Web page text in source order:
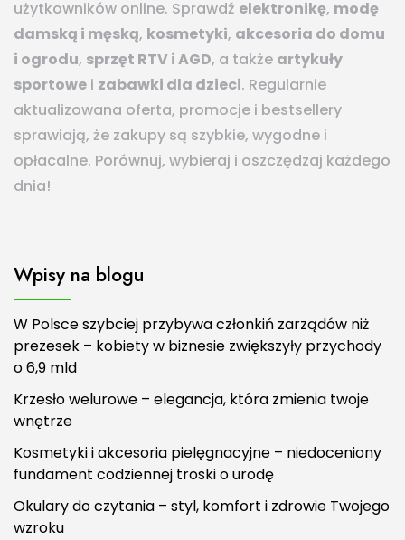
użytkowników online. Sprawdź elektronikę, modę
damską i męską, kosmetyki, akcesoria do domu
i ogrodu, sprzęt RTV i AGD, a także artykuły
sportowe i zabawki dla dzieci. Regularnie
aktualizowana oferta, promocje i bestsellery
sprawiają, że zakupy są szybkie, wygodne i
opłacalne. Porównuj, wybieraj i oszczędzaj każdego
dnia!
Wpisy na blogu
W Polsce szybciej przybywa członkiń zarządów niż
prezesek – kobiety w biznesie zwiększyły przychody
o 6,9 mld
Krzesło welurowe – elegancja, która zmienia twoje
wnętrze
Kosmetyki i akcesoria pielęgnacyjne – niedoceniony
fundament codziennej troski o urodę
Okulary do czytania – styl, komfort i zdrowie Twojego
wzroku